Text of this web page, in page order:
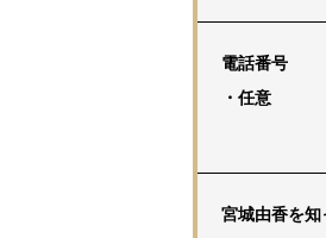
電話番号
・任意
宮城由香を